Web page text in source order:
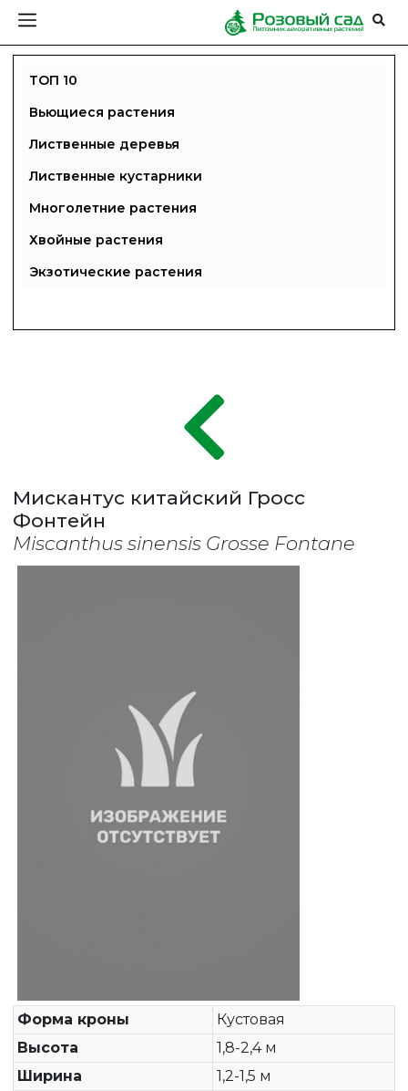
ТОП 10
Вьющиеся растения
Лиственные деревья
Лиственные кустарники
Многолетние растения
Хвойные растения
Экзотические растения
Мискантус китайский Гросс
Фонтейн
Miscanthus sinensis Grosse Fontane
Форма кроны
Кустовая
Высота
1,8-2,4 м
Ширина
1,2-1,5 м